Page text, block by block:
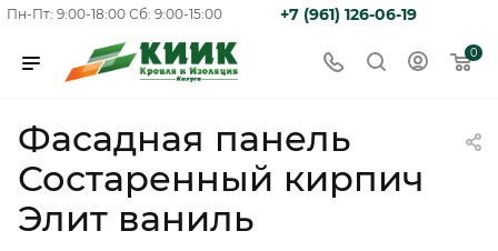
Пн-Пт: 9:00-18:00 Сб: 9:00-15:00 +7 (961) 126-06-19
0
Фасадная панель
Состаренный кирпич
Элит ваниль